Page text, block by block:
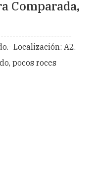
Comparada,
Localización: A2.
pocos roces